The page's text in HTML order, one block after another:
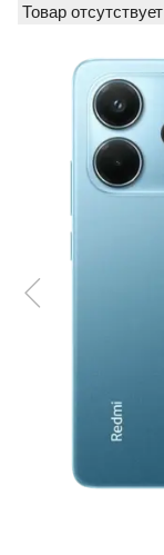
Товар отсутствует